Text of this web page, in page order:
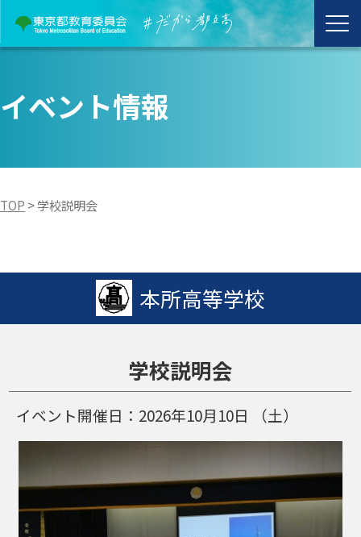
イベント情報
TOP >学校説明会
本所高等学校
学校説明会
イベント開催日： 2026年10月10日 （土）